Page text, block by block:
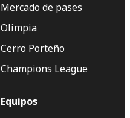
Mercado de pases
Olimpia
Cerro Porteño
Champions League
Equipos